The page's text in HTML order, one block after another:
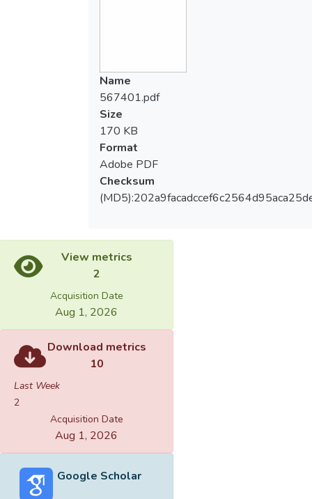
Name
567401.pdf
Size
170 KB
Format
Adobe PDF
Checksum
View metrics
2
Acquisition Date
Aug 1, 2026
Download metrics
10
Last Week
2
Acquisition Date
Aug 1, 2026
Google Scholar